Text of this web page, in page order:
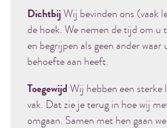
DichtbijWij bevinden ons (vaak
de hoek. We nemen de tijd om u
en begrijpen als geen ander waar
behoefte aan heeft.
ToegewijdWij hebben een sterke
vak. Dat zie je terug in hoe wij
omgaan. Samen met hen gaan